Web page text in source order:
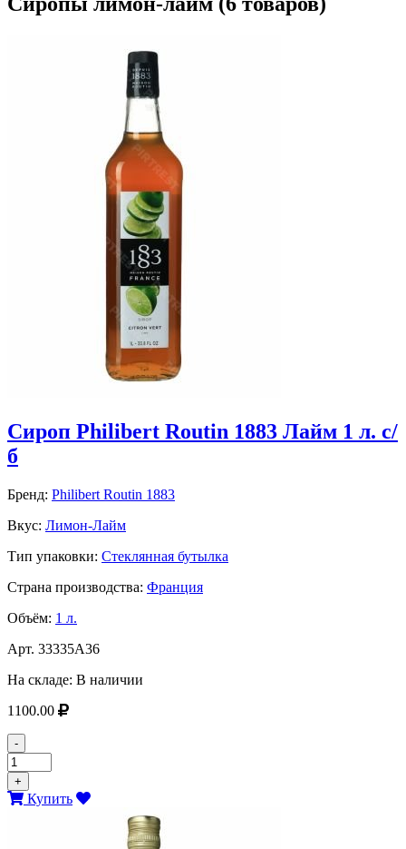
Сироп Philibert Routin 1883 Лайм 1 л. с/
б
Бренд: Philibert Routin 1883
Вкус: Лимон-Лайм
Тип упаковки: Стеклянная бутылка
Страна производства: Франция
Объём: 1 л.
Арт. 33335A36
На складе: В наличии
1100.00
-
+
Купить